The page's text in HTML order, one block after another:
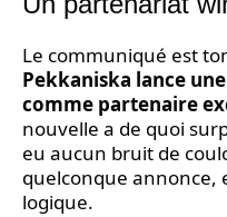
Le communiqué est
Pekkaniska lance
comme partenaire
nouvelle a de quoi
eu aucun bruit de
quelconque annonce,
logique.